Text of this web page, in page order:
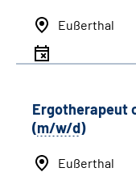
Eußerthal
Ergotherapeut
(m/w/d)
Eußerthal